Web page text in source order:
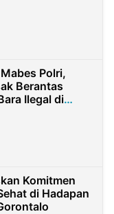
Polri,
Berantas
Ilegal di
Komitmen
di Hadapan